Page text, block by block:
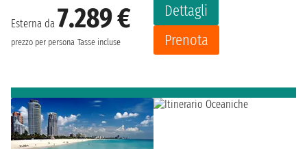
Esterna da 7.289 €
prezzo per persona Tasse incluse
Dettagli
Prenota